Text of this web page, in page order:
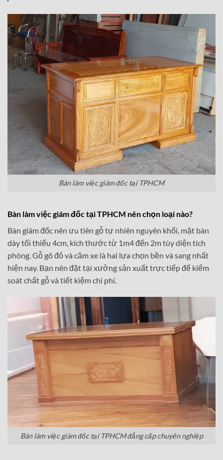
Bàn làm việc giám đốc tại TPHCM
Bàn làm việc giám đốc tại TPHCM nên chọn loại nào?
Bàn giám đốc nên ưu tiên gỗ tự nhiên nguyên khối, mặt bàn
dày tối thiểu 4cm, kích thước từ 1m4 đến 2m tùy diện tích
phòng. Gỗ gõ đỏ và căm xe là hai lựa chọn bền và sang nhất
hiện nay. Bạn nên đặt tại xưởng sản xuất trực tiếp để kiểm
soát chất gỗ và tiết kiệm chi phí.
Bàn làm việc giám đốc tại TPHCM đẳng cấp chuyên nghiệp